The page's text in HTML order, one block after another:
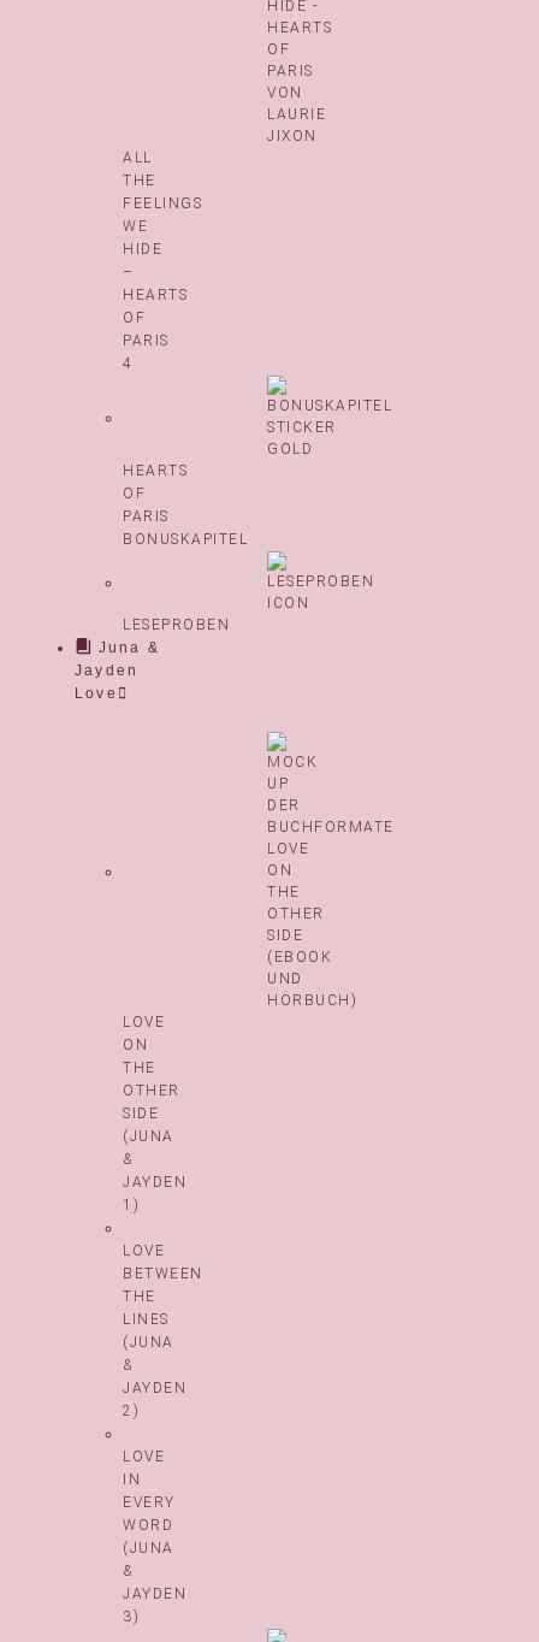
ALL
THE
FEELINGS
WE
HIDE
–
HEARTS
OF
PARIS
4
HEARTS
OF
PARIS
BONUSKAPITEL
LESEPROBEN
Juna &
Jayden
Love
LOVE
ON
THE
OTHER
SIDE
(JUNA
&
JAYDEN
1)
LOVE
BETWEEN
THE
LINES
(JUNA
&
JAYDEN
2)
LOVE
IN
EVERY
WORD
(JUNA
&
JAYDEN
3)